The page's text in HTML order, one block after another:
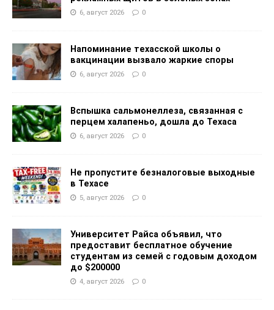
6, август 2026 0
Напоминание техасской школы о
вакцинации вызвало жаркие споры
6, август 2026 0
Вспышка сальмонеллеза, связанная с
перцем халапеньо, дошла до Техаса
6, август 2026 0
Не пропустите безналоговые выходные
в Техасе
5, август 2026 0
Университет Райса объявил, что
предоставит бесплатное обучение
студентам из семей с годовым доходом
до $200000
4, август 2026 0